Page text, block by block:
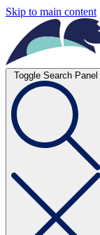
Skip to main content
Toggle Search Panel